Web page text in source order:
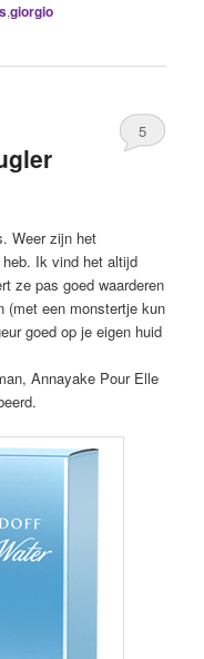
,giorgio
5
Weer zijn het
Ik vind het altijd
ze pas goed waarderen
(met een monstertje kun
goed op je eigen huid
Annayake Pour Elle